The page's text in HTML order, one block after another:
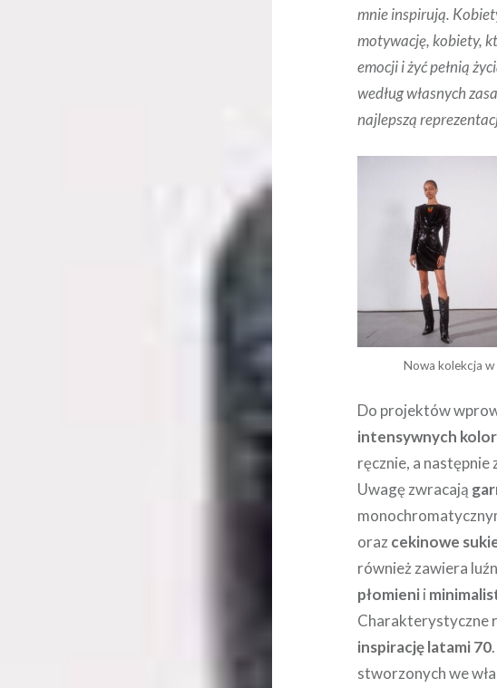
mnie inspirują.
motywację, kobiety,
emocji i żyć pełnią
według własnych
najlepszą
Nowa kolekcja
Do projektów
intensywnych
ręcznie, a
Uwagę zwracają
orazcekinowe
również zawiera
płomienii
Charakterystyczne
inspirację latami 70
stworzonych we